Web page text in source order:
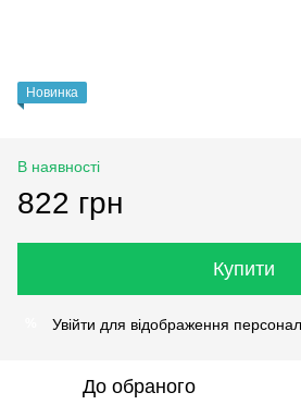
Новинка
В наявності
822 грн
Купити
Увійти для відображення
До обраного